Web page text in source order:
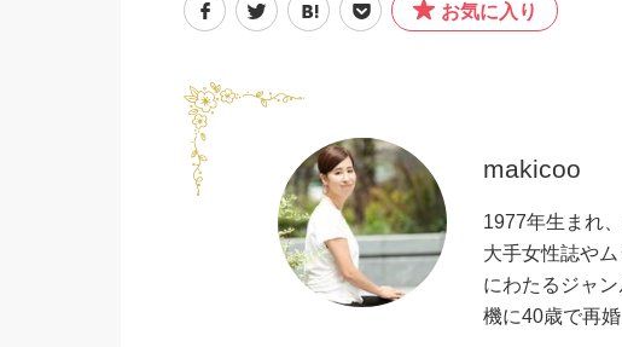
お気に入り
makicoo
1977年生まれ
大手女性誌や
にわたるジャ
機に40歳で再